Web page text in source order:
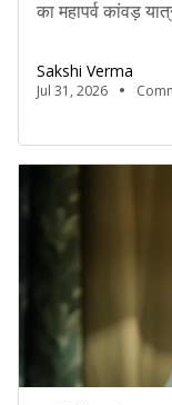
का महापर्व कांवड़
गंगाजल लेकर भगवान
करने के लिए लंबी
Sakshi Verma
Jul 31, 2026